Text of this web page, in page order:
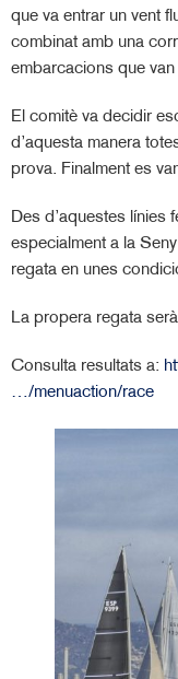
que va entrar un vent
combinat amb una
embarcacions que
El comitè va decidir
d’aquesta manera
prova. Finalment es
Des d’aquestes línies
especialment a la
regata en unes
La propera regata
Consulta resultats a:
…/menuaction/race